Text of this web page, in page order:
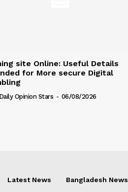
site Online: Useful Details
for More secure Digital
Daily Opinion Stars - 06/08/2026
Latest News Bangladesh News